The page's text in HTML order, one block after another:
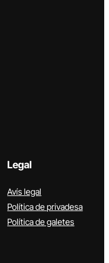
Legal
Avís legal
Política de privadesa
Política de galetes